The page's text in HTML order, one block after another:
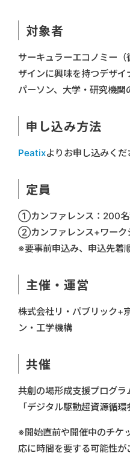
対象者
サーキュラーエコノミー
ザインに興味を持つデザ
パーソン、大学・研究機関
申し込み方法
Peatixよりお申し込みくだ
定員
①カンファレンス：200
②カンファレンス+ワーク
※要事前申込み、申込先着
主催・運営
株式会社リ・パブリック+
ン・工学機構
共催
共創の場形成支援プログラ
「デジタル駆動超資源循環
※開始直前や開催中のチケ
応に時間を要する可能性